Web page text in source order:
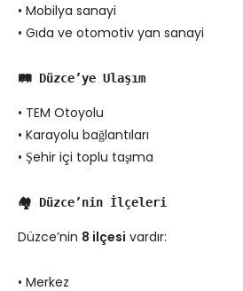
• Mobilya sanayi
• Gıda ve otomotiv yan sanayi
🛤️ Düzce’ye Ulaşım
• TEM Otoyolu
• Karayolu bağlantıları
• Şehir içi toplu taşıma
🏘️ Düzce’nin İlçeleri
Düzce’nin 8 ilçesi vardır:
• Merkez